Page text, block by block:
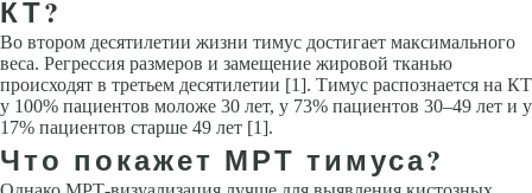
КТ?
Во втором десятилетии жизни тимус достигает максимального
веса. Регрессия размеров и замещение жировой тканью
происходят в третьем десятилетии [1]. Тимус распознается на КТ
у 100% пациентов моложе 30 лет, у 73% пациентов 30–49 лет и у
17% пациентов старше 49 лет [1].
Что покажет МРТ тимуса?